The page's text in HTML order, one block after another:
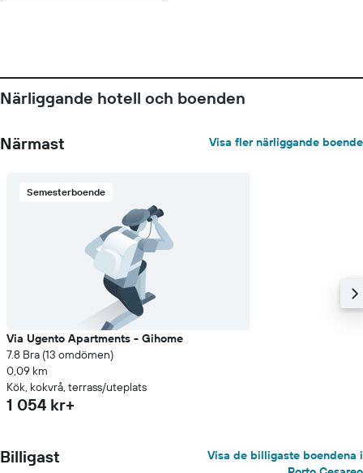
Närliggande hotell och boenden
Närmast Visa fler närliggande boende
Semesterboende
Via Ugento Apartments - Gihome
7.8 Bra (13 omdömen)
0,09 km
Kök, kokvrå, terrass/uteplats
1 054 kr+
Billigast
Visa de billigaste boendena i